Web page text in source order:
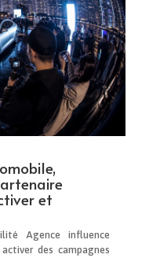
et
Agence influence
des campagnes